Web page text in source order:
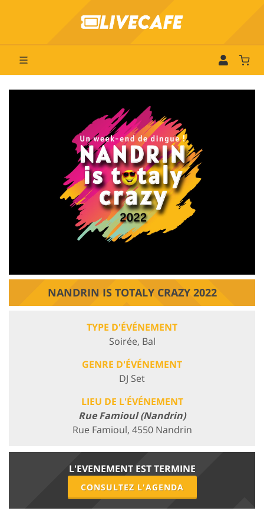
NANDRIN IS TOTALY CRAZY 2022
TYPE D'ÉVÉNEMENT
Soirée, Bal
GENRE D'ÉVÉNEMENT
DJ Set
LIEU DE L'ÉVÉNEMENT
Rue Famioul (Nandrin)
Rue Famioul, 4550 Nandrin
L'EVENEMENT EST TERMINE
CONSULTEZ L'AGENDA